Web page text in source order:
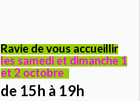
Ravie de vous accueillir
les samedi et dimanche 1
et 2 octobrec
de 15h à 19h